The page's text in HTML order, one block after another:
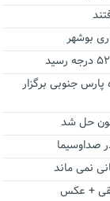
جنوبی برگزار
صداوسیما
نمی ماند
+ عکس